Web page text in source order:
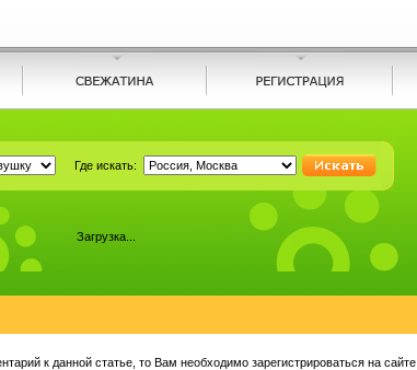
Где искать:
Загрузка...
к данной статье, то Вам необходимо зарегистрироваться на сайте.